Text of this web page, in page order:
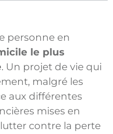
personne en
le plus
. Un projet de vie qui
malgré les
aux différentes
mises en
contre la perte